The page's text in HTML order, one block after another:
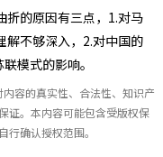
折的原因有三点，1.对马
解不够深入，2.对中国的
模式的影响。
容的真实性、合法性、知识产
证。本内容可能包含受版权保
确认授权范围。